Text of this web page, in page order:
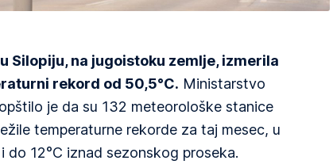
Silopiju, na jugoistoku zemlje, izmerila
rekord od 50,5°C. Ministarstvo
je da su 132 meteorološke stanice
temperaturne rekorde za taj mesec, u
do 12°C iznad sezonskog proseka.